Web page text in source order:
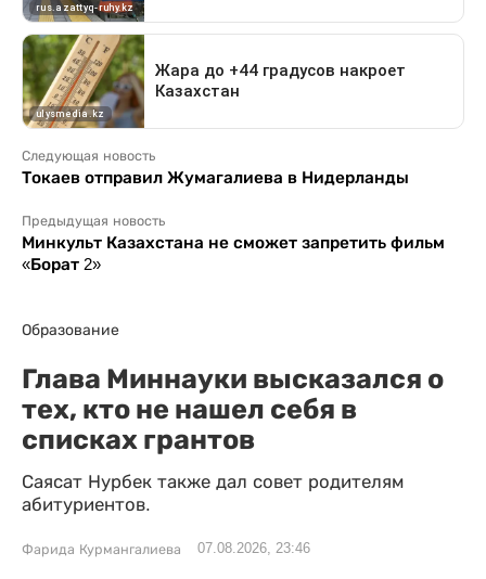
Следующая новость
Токаев отправил Жумагалиева в Нидерланды
Предыдущая новость
Минкульт Казахстана не сможет запретить фильм
«Борат 2»
Образование
Глава Миннауки высказался о
тех, кто не нашел себя в
списках грантов
Саясат Нурбек также дал совет родителям
абитуриентов.
Фарида Курмангалиева 07.08.2026, 23:46